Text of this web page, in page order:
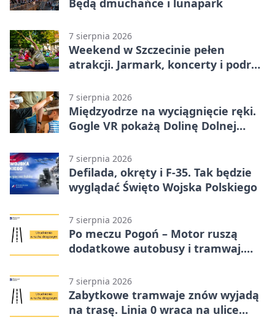
Będą dmuchańce i lunapark
7 sierpnia 2026
Weekend w Szczecinie pełen
atrakcji. Jarmark, koncerty i podróż
7 sierpnia 2026
Międzyodrze na wyciągnięcie ręki.
Gogle VR pokażą Dolinę Dolnej
7 sierpnia 2026
Defilada, okręty i F-35. Tak będzie
wyglądać Święto Wojska Polskiego
7 sierpnia 2026
Po meczu Pogoń – Motor ruszą
dodatkowe autobusy i tramwaj.
7 sierpnia 2026
Zabytkowe tramwaje znów wyjadą
na trasę. Linia 0 wraca na ulice